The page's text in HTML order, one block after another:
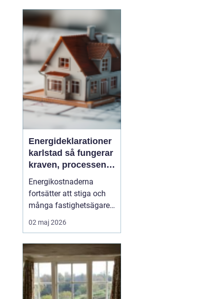
färg på en yta, utan om
skydd, trivsel och
långsiktigt värde. För
den som sök...
Energideklarationer
karlstad så fungerar
kraven, processen
och nyttan
Energikostnaderna
fortsätter att stiga och
många fastighetsägare i
Karlstad funderar på hur
de kan minska sina
på komforten. Här blir
energidekla...
02 maj 2026